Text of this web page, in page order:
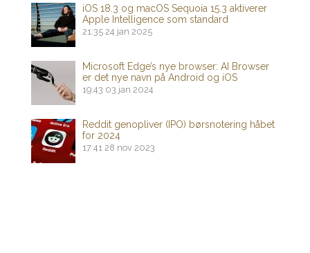
iOS 18.3 og macOS Sequoia 15.3 aktiverer
Apple Intelligence som standard
21:35 24 jan 2025
Microsoft Edge’s nye browser: AI Browser
er det nye navn på Android og iOS
19:43 03 jan 2024
Reddit genopliver (IPO) børsnotering håbet
for 2024
17:41 28 nov 2023